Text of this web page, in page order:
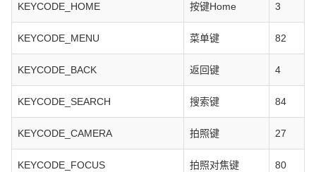
KEYCODE_HOME 按键Home 3
KEYCODE_MENU 菜单键 82
KEYCODE_BACK 返回键 4
KEYCODE_SEARCH 搜索键 84
KEYCODE_CAMERA 拍照键 27
KEYCODE_FOCUS 拍照对焦键 80